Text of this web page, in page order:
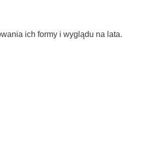
ich formy i wyglądu na lata.